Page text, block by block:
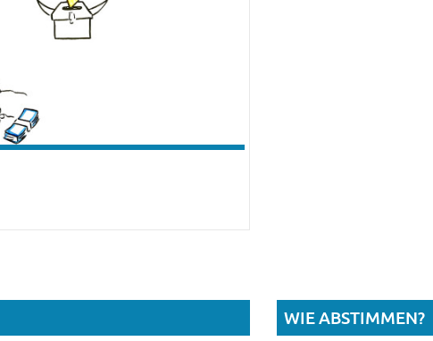
WIE ABSTIMMEN?